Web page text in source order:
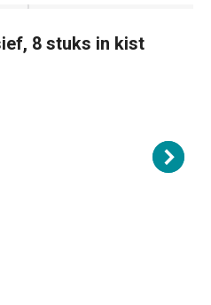
8 stuks in kist